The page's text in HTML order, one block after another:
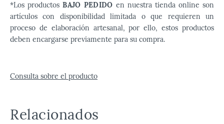
*Los productosBAJO PEDIDO en nuestra tienda online son
artículos con disponibilidad limitada o que requieren un
proceso de elaboración artesanal, por ello, estos productos
deben encargarse previamente para su compra.
Consulta sobre el producto
Relacionados